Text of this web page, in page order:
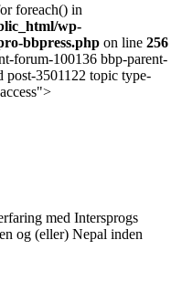
foreach() in
wp-
bbpress.php on line 256
forum-100136 bbp-parent-
3501122 topic type-
med Intersprogs
og (eller) Nepal inden